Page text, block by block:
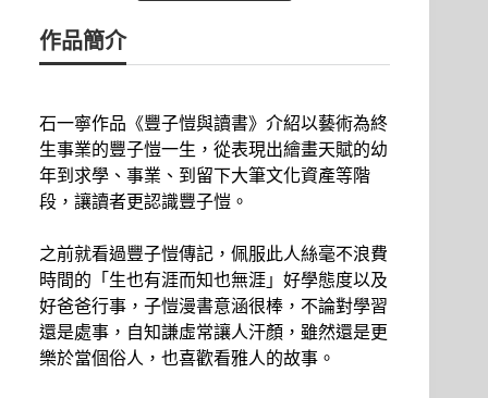
作品簡介
石一寧作品《豐子愷與讀書》介紹以藝術為終
生事業的豐子愷一生，從表現出繪畫天賦的幼
年到求學、事業、到留下大筆文化資產等階
段，讓讀者更認識豐子愷。
之前就看過豐子愷傳記，佩服此人絲毫不浪費
時間的「生也有涯而知也無涯」好學態度以及
好爸爸行事，子愷漫書意涵很棒，不論對學習
還是處事，自知謙虛常讓人汗顏，雖然還是更
樂於當個俗人，也喜歡看雅人的故事。